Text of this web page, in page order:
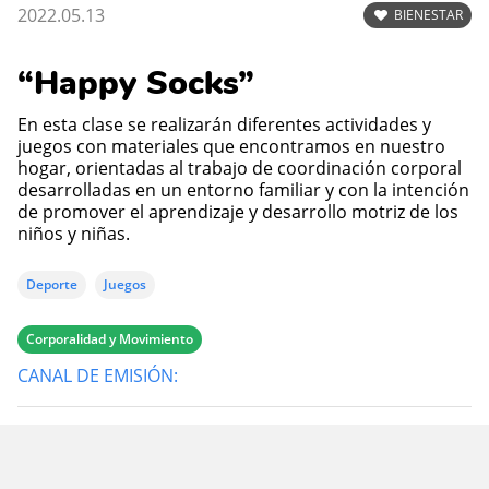
2022.05.13 BIENESTAR
“Happy Socks”
En esta clase se realizarán diferentes actividades y
juegos con materiales que encontramos en nuestro
hogar, orientadas al trabajo de coordinación corporal
desarrolladas en un entorno familiar y con la intención
de promover el aprendizaje y desarrollo motriz de los
niños y niñas.
Deporte Juegos
Corporalidad y Movimiento
CANAL DE EMISIÓN: